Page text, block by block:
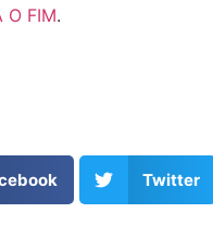
O FIM.
Twitter